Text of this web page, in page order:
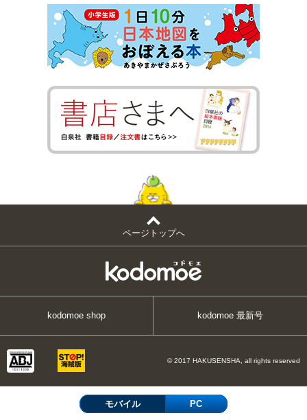
ページトップへ
kodomoe shop kodomoe 最新号
© 2017 HAKUSENSHA, all rights reserved
モバイル PC